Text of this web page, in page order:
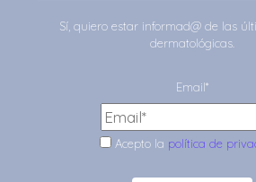
Sí, quiero estar informad@ de las
dermatológicas.
Email*
Acepto la política de